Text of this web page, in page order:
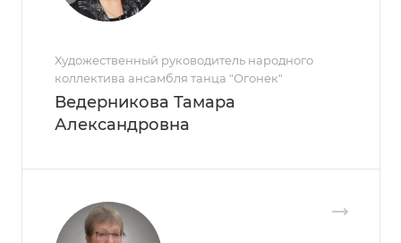
Художественный руководитель народного
коллектива ансамбля танца "Огонек"
Ведерникова Тамара
Александровна